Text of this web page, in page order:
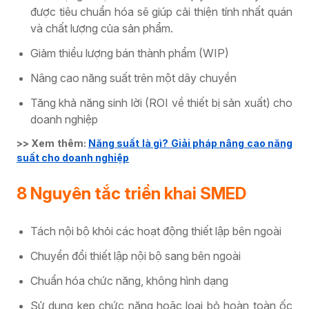
được tiêu chuẩn hóa sẽ giúp cải thiện tính nhất quán
và chất lượng của sản phẩm.
Giảm thiểu lượng bán thành phẩm (WIP)
Nâng cao năng suất trên một dây chuyền
Tăng khả năng sinh lời (ROI về thiết bị sản xuất) cho
doanh nghiệp
>> Xem thêm: Năng suất là gì? Giải pháp nâng cao năng
suất cho doanh nghiệp
8 Nguyên tắc triển khai SMED
Tách nội bộ khỏi các hoạt động thiết lập bên ngoài
Chuyển đổi thiết lập nội bộ sang bên ngoài
Chuẩn hóa chức năng, không hình dạng
Sử dụng kẹp chức năng hoặc loại bỏ hoàn toàn ốc